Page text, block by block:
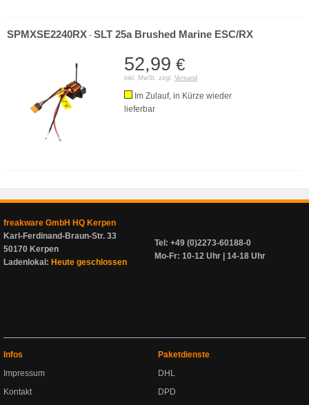
SPMXSE2240RX - SLT 25a Brushed Marine ESC/RX
52,99 €
inkl. MwSt. zzgl. Versand
Im Zulauf, in Kürze wieder
lieferbar
freakware GmbH HQ Kerpen
Karl-Ferdinand-Braun-Str. 33
50170 Kerpen
Ladenlokal: Heute geschlossen
Tel: +49 (0)2273-60188-0
Mo-Fr: 10-12 Uhr | 14-18 Uhr
Infos
Impressum
Kontakt
Paketdienste
DHL
DPD